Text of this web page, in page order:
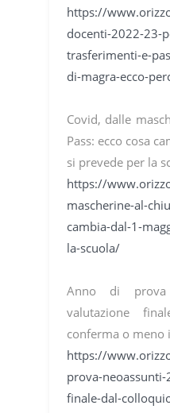
https://
docenti-2022-23-
trasferimenti-e-
di-magra-ecco-
Covid, dalle
Pass: ecco cosa
si prevede per la
https://
mascherine-al-
cambia-dal-1-
la-scuola/
Anno di prova
valutazione
conferma o meno
https://
prova-
finale-dal-